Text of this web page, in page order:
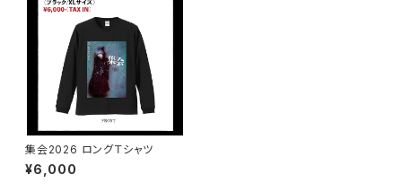
集会2026 ロングＴシャツ
¥6,000